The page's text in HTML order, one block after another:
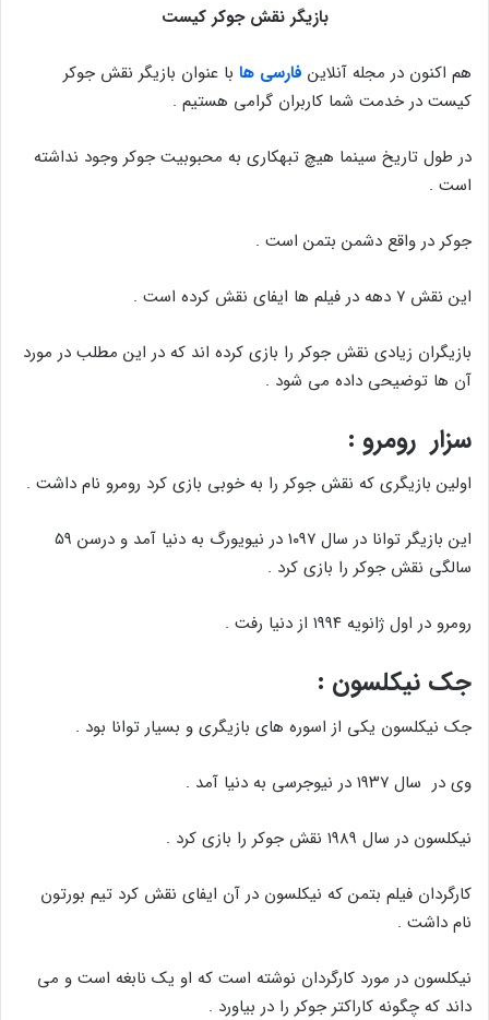
بازیگر نقش جوکر کیست
هم اکنون در مجله آنلاین فارسی ها با عنوان بازیگر نقش جوکر
کیست در خدمت شما کاربران گرامی هستیم .
در طول تاریخ سینما هیچ تبهکاری به محبوبیت جوکر وجود نداشته
است .
جوکر در واقع دشمن بتمن است .
این نقش ۷ دهه در فیلم ها ایفای نقش کرده است .
بازیگران زیادی نقش جوکر را بازی کرده اند که در این مطلب در مورد
آن ها توضیحی داده می شود .
سزار رومرو :
اولین بازیگری که نقش جوکر را به خوبی بازی کرد رومرو نام داشت .
این بازیگر توانا در سال ۱۰۹۷ در نیویورگ به دنیا آمد و درسن ۵۹
سالگی نقش جوکر را بازی کرد .
رومرو در اول ژانویه ۱۹۹۴ از دنیا رفت .
جک نیکلسون :
جک نیکلسون یکی از اسوره های بازیگری و بسیار توانا بود .
وی در سال ۱۹۳۷ در نیوجرسی به دنیا آمد .
نیکلسون در سال ۱۹۸۹ نقش جوکر را بازی کرد .
کارگردان فیلم بتمن که نیکلسون در آن ایفای نقش کرد تیم بورتون
نام داشت .
نیکلسون در مورد کارگردان نوشته است که او یک نابغه است و می
داند که چگونه کاراکتر جوکر را در بیاورد .